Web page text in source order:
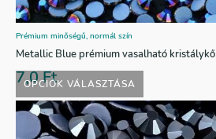
OPCIÓK VÁLASZTÁSA
Prémium minőségű, normál szín
Metallic Blue prémium vasalható kristálykő
7,0Ft